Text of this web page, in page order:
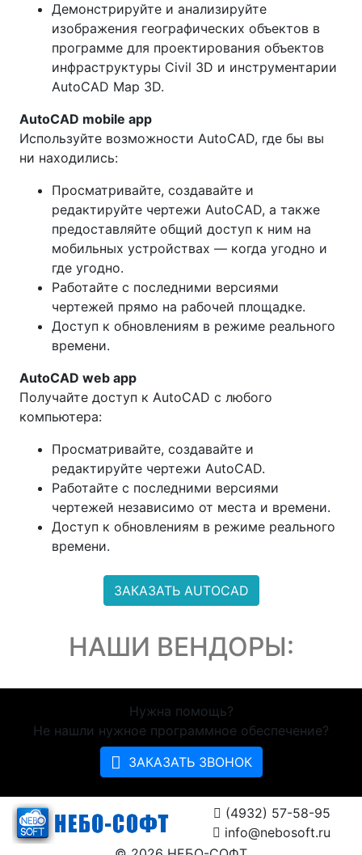
Демонстрируйте и анализируйте
изображения географических объектов в
программе для проектирования объектов
инфраструктуры Civil 3D и инструментарии
AutoCAD Map 3D.
AutoCAD mobile app
Используйте возможности AutoCAD, где бы вы
ни находились:
Просматривайте, создавайте и
редактируйте чертежи AutoCAD, а также
предоставляйте общий доступ к ним на
мобильных устройствах — когда угодно и
где угодно.
Работайте с последними версиями
чертежей прямо на рабочей площадке.
Доступ к обновлениям в режиме реального
времени.
AutoCAD web app
Получайте доступ к AutoCAD с любого
компьютера:
Просматривайте, создавайте и
редактируйте чертежи AutoCAD.
Работайте с последними версиями
чертежей независимо от места и времени.
Доступ к обновлениям в режиме реального
времени.
ЗАКАЗАТЬ AUTOCAD
НАШИ ВЕНДОРЫ:
Нужна помощь?
Не нашли нужное программное обеспечение?
ЗАКАЗАТЬ ЗВОНОК
(4932) 57-58-95
info@nebosoft.ru